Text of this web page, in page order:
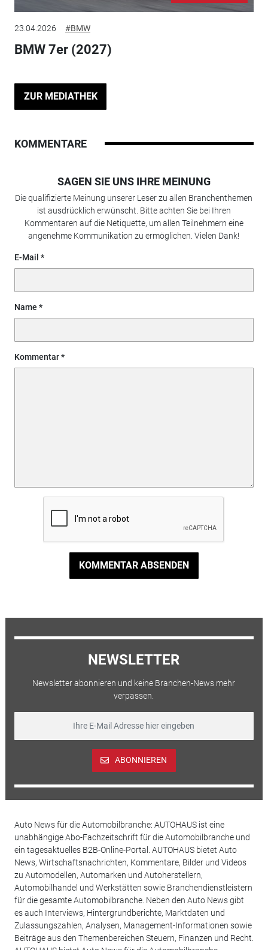
23.04.2026 #BMW
BMW 7er (2027)
ZUR MEDIATHEK
KOMMENTARE
SAGEN SIE UNS IHRE MEINUNG
Die qualifizierte Meinung unserer Leser zu allen Branchenthemen
ist ausdrücklich erwünscht. Bitte achten Sie bei Ihren
Kommentaren auf die Netiquette, um allen Teilnehmern eine
angenehme Kommunikation zu ermöglichen. Vielen Dank!
E-Mail
Name
Kommentar
KOMMENTAR ABSENDEN
NEWSLETTER
Newsletter abonnieren und keine Branchen-News mehr
verpassen.
ABONNIEREN
Auto News für die Automobilbranche: AUTOHAUS ist eine
unabhängige Abo-Fachzeitschrift für die Automobilbranche und
ein tagesaktuelles B2B-Online-Portal. AUTOHAUS bietet Auto
News, Wirtschaftsnachrichten, Kommentare, Bilder und Videos
zu Automodellen, Automarken und Autoherstellern,
Automobilhandel und Werkstätten sowie Branchendienstleistern
für die gesamte Automobilbranche. Neben den Auto News gibt
es auch Interviews, Hintergrundberichte, Marktdaten und
Zulassungszahlen, Analysen, Management-Informationen sowie
Beiträge aus den Themenbereichen Steuern, Finanzen und Recht.